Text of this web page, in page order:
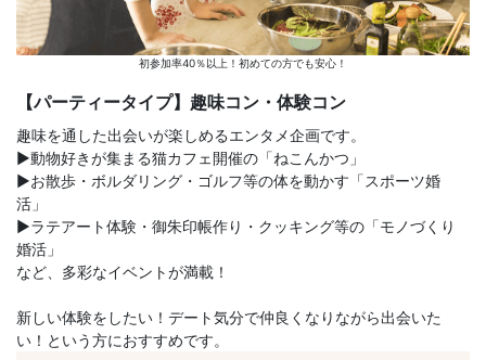
初参加率40％以上！初めての方でも安心！
【パーティータイプ】趣味コン・体験コン
趣味を通した出会いが楽しめるエンタメ企画です。
▶動物好きが集まる猫カフェ開催の「ねこんかつ」
▶お散歩・ボルダリング・ゴルフ等の体を動かす「スポーツ婚
活」
▶ラテアート体験・御朱印帳作り・クッキング等の「モノづくり
婚活」
など、多彩なイベントが満載！
新しい体験をしたい！デート気分で仲良くなりながら出会いた
い！という方におすすめです。